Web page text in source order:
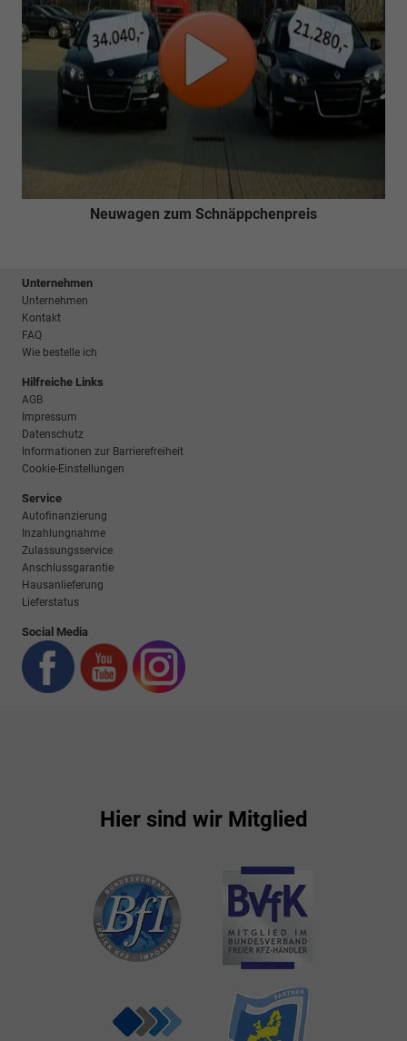
Neuwagen zum Schnäppchenpreis
Unternehmen
Unternehmen
Kontakt
FAQ
Wie bestelle ich
Hilfreiche Links
AGB
Impressum
Datenschutz
Informationen zur Barrierefreiheit
Cookie-Einstellungen
Service
Autofinanzierung
Inzahlungnahme
Zulassungsservice
Anschlussgarantie
Hausanlieferung
Lieferstatus
Social Media
Hier sind wir Mitglied